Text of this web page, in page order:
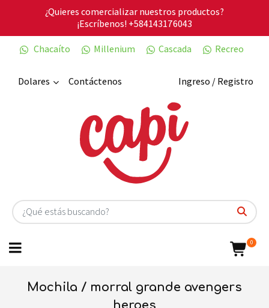
¿Quieres comercializar nuestros productos?
¡Escríbenos!+584143176043
Chacaíto
Millenium Cascada Recreo
Dolares Ingreso / Registro
Contáctenos
0
mochila / morral grande avengers